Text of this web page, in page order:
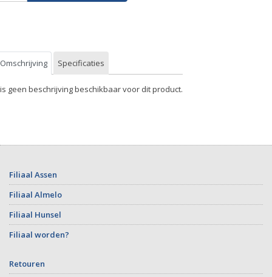
Omschrijving Specificaties
geen beschrijving beschikbaar voor dit product.
Filiaal Assen
Filiaal Almelo
Filiaal Hunsel
Filiaal worden?
Retouren